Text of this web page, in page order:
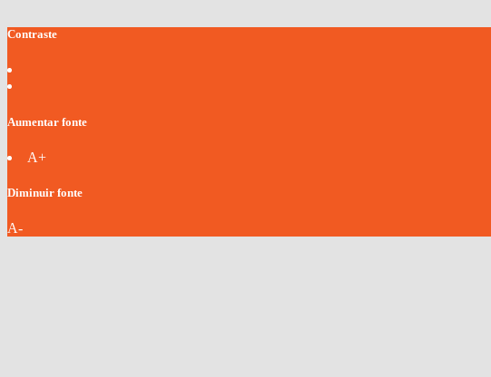
Contraste
Aumentar fonte
A+
Diminuir fonte
A-